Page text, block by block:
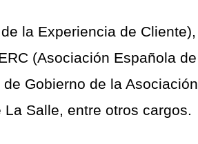
la Experiencia de Cliente),
(Asociación Española de
Gobierno de la Asociación
Salle, entre otros cargos.